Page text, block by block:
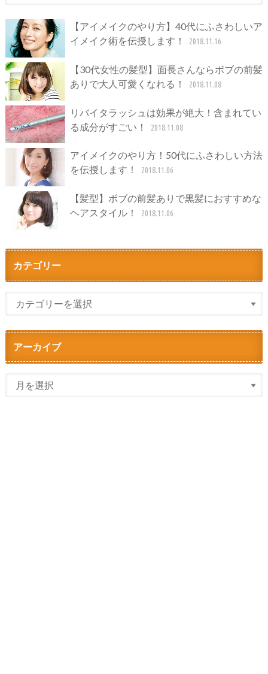
【アイメイクのやり方】40代にふさわしいア
イメイク術を伝授します！
2018.11.16
【30代女性の髪型】面長さんならボブの前髪
ありで大人可愛くなれる！
2018.11.08
リバイタラッシュは効果が絶大！含まれてい
る成分がすごい！
2018.11.08
アイメイクのやり方！50代にふさわしい方法
を伝授します！
2018.11.06
【髪型】ボブの前髪ありで黒髪におすすめな
ヘアスタイル！
2018.11.06
カテゴリー
アーカイブ